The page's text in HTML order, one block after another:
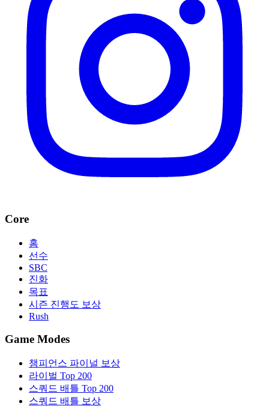
Core
홈
선수
SBC
진화
목표
시즌 진행도 보상
Rush
Game Modes
챔피언스 파이널 보상
라이벌 Top 200
스쿼드 배틀 Top 200
스쿼드 배틀 보상